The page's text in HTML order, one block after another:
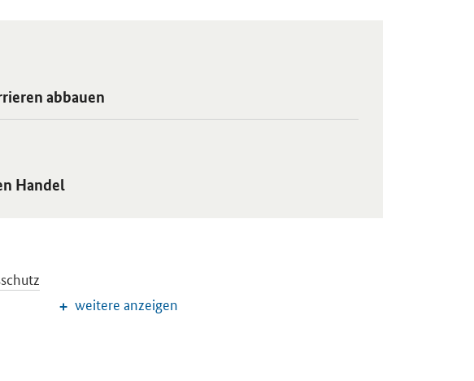
abbauen
Handel
weitere anzeigen